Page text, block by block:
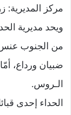
مركز المديرية:
ويحد مديرية
من الجنوب عنس
ضبيان ورداع،
الـروس.
الحداء إحدى